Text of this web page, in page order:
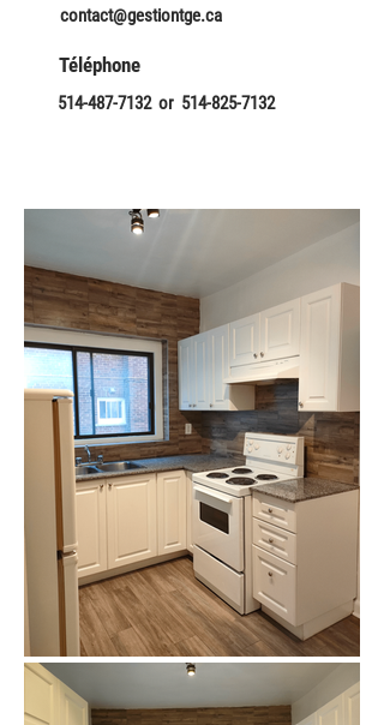
contact@gestiontge.ca
Téléphone
514-487-7132 or 514-825-7132